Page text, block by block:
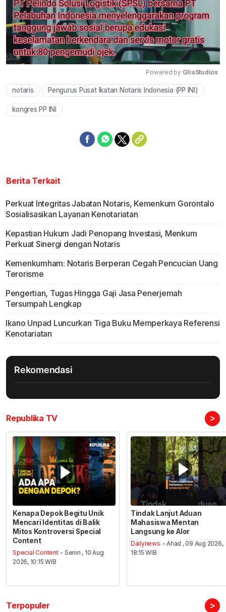
Mute
Powered by GliaStudios
notaris Pengurus Pusat Ikatan Notaris Indonesia (PP INI)
kongres PP INI
Berita Terkait
Perkuat Integritas Jabatan Notaris, Kemenkum Gorontalo
Sosialisasikan Layanan Kenotariatan
Kepastian Hukum Jadi Penopang Investasi, Menkum
Perkuat Sinergi dengan Notaris
Kemenkumham: Notaris Berperan Cegah Pencucian Uang
Terorisme
Pengertian, Tugas Hingga Gaji Jasa Penerjemah
Tersumpah Lengkap
Ikano Unpad Luncurkan Tiga Buku Memperkaya Referensi
Kenotariatan
Rekomendasi
Republika TV >
Kenapa Depok Begitu Unik
Mencari Identitas di Balik
Mitos Kontroversi Special
Content
Special Content - Senin , 10 Aug
2026, 10:15 WIB
Tindak Lanjut Aduan
Mahasiswa Mentan
Langsung ke Alor
Dailynews - Ahad , 09 Aug 2026,
18:15 WIB
Terpopuler >